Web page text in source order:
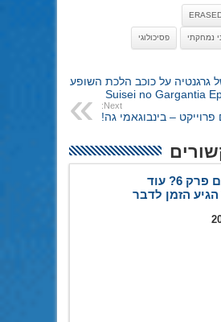
נמחקתי פסיכולוגי
8 של גרגנטיה על כוכב הלכת השופע |
Suisei no Gargantia
Next:
פרוייקט – בינבוגאמי גה!
תהית מה עם פרק 6? עוד
הזמן לדבר